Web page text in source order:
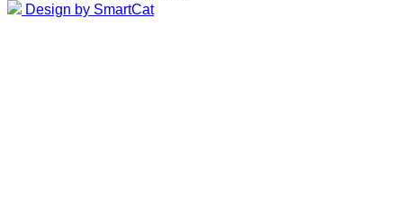
Design by SmartCat